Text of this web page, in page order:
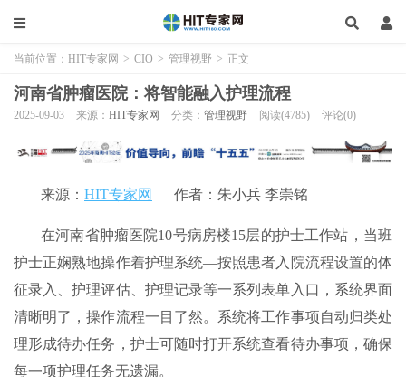
当前位置： HIT专家网 > CIO > 管理视野 > 正文
河南省肿瘤医院：将智能融入护理流程
2025-09-03 来源： HIT专家网 分类： 管理视野 阅读(4785) 评论(0)
来源： HIT专家网 作者：朱小兵 李崇铭
在河南省肿瘤医院10号病房楼15层的护士工作站，当班
护士正娴熟地操作着护理系统—按照患者入院流程设置的体
征录入、护理评估、护理记录等一系列表单入口，系统界面
清晰明了，操作流程一目了然。系统将工作事项自动归类处
理形成待办任务，护士可随时打开系统查看待办事项，确保
每一项护理任务无遗漏。